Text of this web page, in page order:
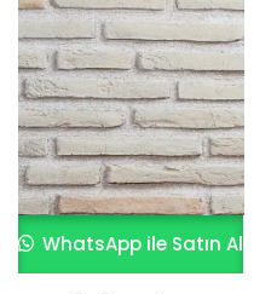
WhatsApp ile Satın Al